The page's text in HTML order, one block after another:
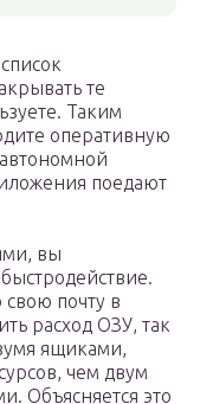
те
Таким
оперативную
поедают
вы
свою почту в
расход ОЗУ, так
ящиками,
чем двум
Объясняется это